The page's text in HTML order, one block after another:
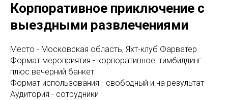
Корпоративное приключение с
выездными развлечениями
Место - Московская область, Яхт-клуб Фарватер
Формат мероприятия - корпоративное: тимбилдинг
плюс вечерний банкет
Формат использования - свободный и на результат
Аудитория - сотрудники